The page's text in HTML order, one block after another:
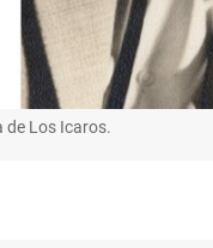
de Los Icaros.